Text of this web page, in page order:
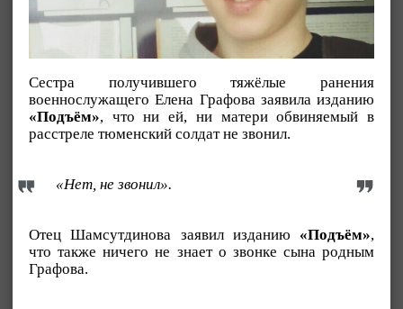
Сестра получившего тяжёлые ранения
военнослужащего Елена Графова заявила изданию
«Подъём», что ни ей, ни матери обвиняемый в
расстреле тюменский солдат не звонил.
«Нет, не звонил».
Отец Шамсутдинова заявил изданию «Подъём»,
что также ничего не знает о звонке сына родным
Графова.